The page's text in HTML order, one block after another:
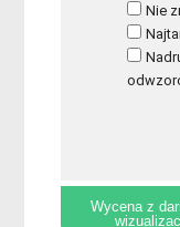
Nie
Wycena z